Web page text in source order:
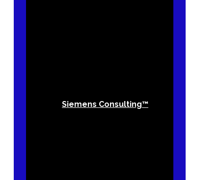
Siemens Consulting™